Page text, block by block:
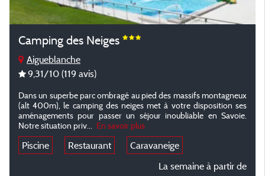
Camping des Neiges
Aigueblanche
9,31/10 (119 avis)
Dans un superbe parc ombragé au pied des massifs montagneux
(alt 400m), le camping des neiges met à votre disposition ses
aménagements pour passer un séjour inoubliable en Savoie.
Notre situation priv...
En savoir plus
Piscine Restaurant
Caravaneige
La semaine à partir de